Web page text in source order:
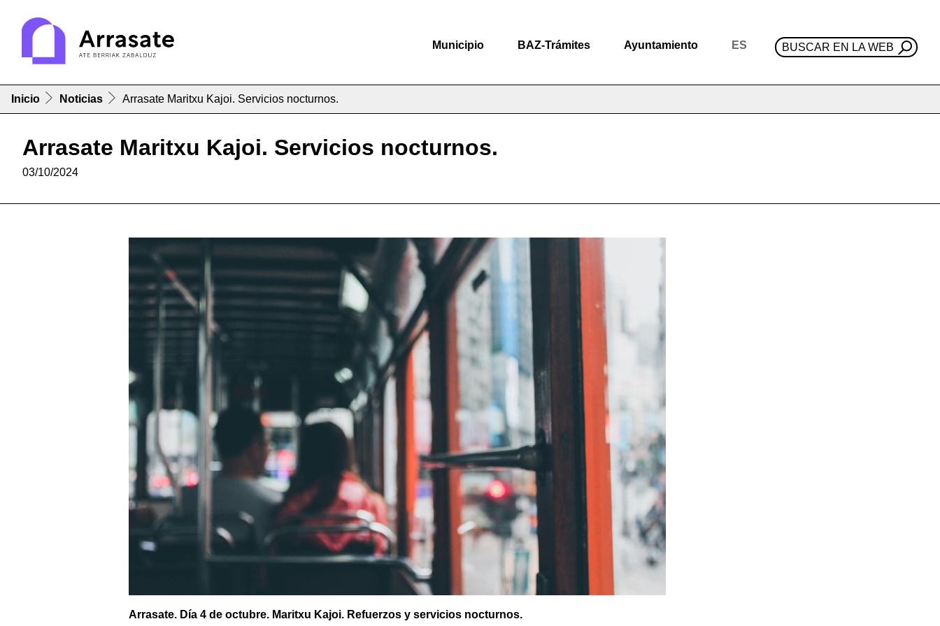
Municipio BAZ-Trámites Ayuntamiento ES BUSCAR EN LA WEB
Inicio Noticias Arrasate Maritxu Kajoi. Servicios nocturnos.
Arrasate Maritxu Kajoi. Servicios nocturnos.
03/10/2024
Arrasate. Día 4 de octubre. Maritxu Kajoi. Refuerzos y servicios nocturnos.